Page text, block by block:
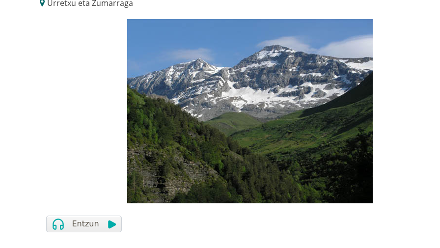
Urretxu eta Zumarraga